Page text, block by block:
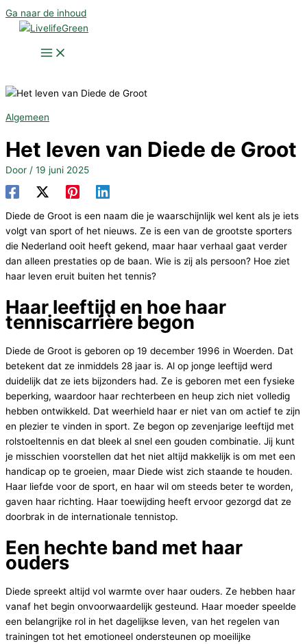
Ga naar de inhoud
Algemeen
Het leven van Diede de Groot
Door / 19 juni 2025
Diede de Groot is een naam die je waarschijnlijk wel kent als je iets
volgt van sport of het nieuws. Ze is een van de grootste sporters
die Nederland ooit heeft gekend, maar haar verhaal gaat verder
dan alleen prestaties op de baan. Wie is zij als persoon? Hoe ziet
haar leven eruit buiten het tennis?
Haar leeftijd en hoe haar
tenniscarrière begon
Diede de Groot is geboren op 19 december 1996 in Woerden. Dat
betekent dat ze inmiddels 28 jaar is. Al op jonge leeftijd werd
duidelijk dat ze iets bijzonders had. Ze is geboren met een fysieke
beperking, waardoor haar rechterbeen en heup zich niet volledig
hebben ontwikkeld. Dat weerhield haar er niet van om actief te zijn
en plezier te vinden in sport. Ze begon op zevenjarige leeftijd met
rolstoeltennis en dat bleek al snel een gouden combinatie. Jij kunt
je misschien voorstellen dat het niet altijd makkelijk is om met een
handicap op te groeien, maar Diede wist zich staande te houden.
Haar liefde voor de sport, en haar wil om steeds beter te worden,
gaven haar richting. Haar toewijding heeft ervoor gezorgd dat ze
doorbrak in de internationale tennistop.
Een hechte band met haar
ouders
Diede spreekt altijd vol warmte over haar ouders. Ze hebben haar
vanaf het begin onvoorwaardelijk gesteund. Haar moeder speelde
een belangrijke rol in het dagelijkse leven, van het regelen van
trainingen tot het emotioneel ondersteunen op moeilijke